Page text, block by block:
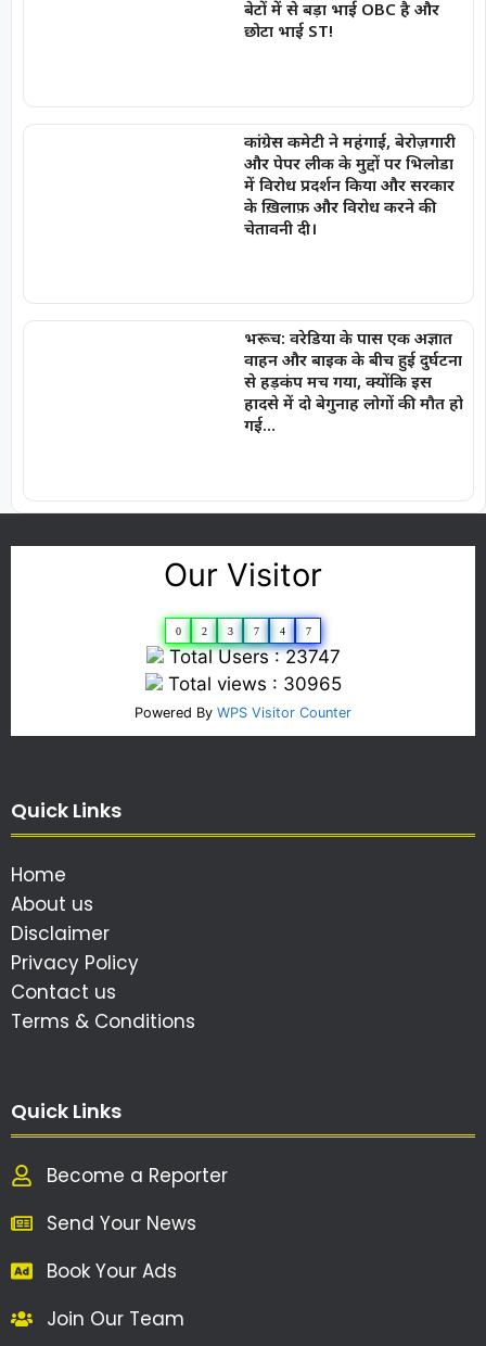
बेटों में से बड़ा भाई OBC है और
छोटा भाई ST!
कांग्रेस कमेटी ने महंगाई, बेरोज़गारी
और पेपर लीक के मुद्दों पर भिलोडा
में विरोध प्रदर्शन किया और सरकार
के ख़िलाफ़ और विरोध करने की
चेतावनी दी।
भरूच: वरेडिया के पास एक अज्ञात
वाहन और बाइक के बीच हुई दुर्घटना
से हड़कंप मच गया, क्योंकि इस
हादसे में दो बेगुनाह लोगों की मौत हो
गई…
Our Visitor
0 2 3 7 4 7
Total Users : 23747
Total views : 30965
Powered By WPS Visitor Counter
Quick Links
Home
About us
Disclaimer
Privacy Policy
Contact us
Terms & Conditions
Quick Links
Become a Reporter
Send Your News
Book Your Ads
Join Our Team